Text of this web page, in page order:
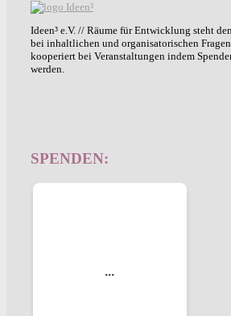
Ideen³ e.V. // Räume für Entwicklung steht
bei inhaltlichen und organisatorischen
kooperiert bei Veranstaltungen indem
werden.
SPENDEN: